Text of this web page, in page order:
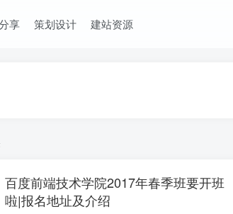
享 策划设计 建站资源
百度前端技术学院2017年春季班要开班
啦|报名地址及介绍